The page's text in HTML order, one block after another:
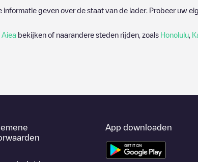
geven over de staat van de lader. Probeer uw
Aiea bekijken of naarandere steden rijden, zoals Honolulu
App downloaden